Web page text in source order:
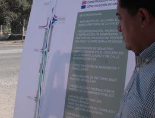
Curiosidades Garcia
Educación Economía